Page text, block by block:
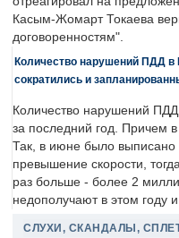
Касым-Жомарт Токаева
договоренностям".
Количество нарушений ПДД в
сократились и
Количество нарушений
за последний год. Причем
Так, в июне было выписано
превышение скорости,
раз больше - более 2
недополучают в этом году
СЛУХИ, СКАНДАЛЫ,